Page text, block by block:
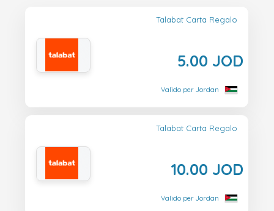
Talabat Carta Regalo
5.00 JOD
Valido per Jordan
Talabat Carta Regalo
10.00 JOD
Valido per Jordan